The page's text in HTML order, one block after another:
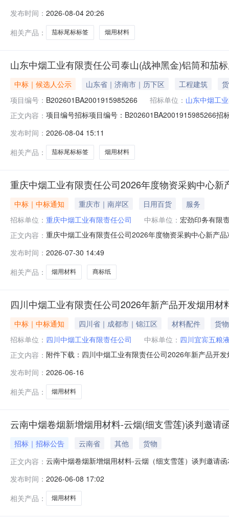
称山东中烟工业有限责任公司泰山（战神黑金）铝筒和
发布时间： 2026-08-04 20:26
相关产品：
茄标尾标标签 烟用材料
山东中烟工业有限责任公司泰山(战神黑金)铝筒和茄
中标｜候选人公示 山东省｜济南市｜历下区 工程建筑
项目编号： B202601BA2001915985266 招标单位： 山东中烟工
正文内容： 项目编号招标项目编号：B202601BA2001915985266
司联系人王义波联系电话0531-61329615开标日期2026
发布时间： 2026-08-04 15:11
相关产品：
茄标尾标标签 烟用材料
重庆中烟工业有限责任公司2026年度物资采购中心
中标｜中标通知 重庆市｜南岸区 日用百货
服务
招标单位： 重庆中烟工业有限责任公司 中标单位： 宏劲印务有限
正文内容： 重庆中烟工业有限责任公司2026年度物资采购中心新产
350细支商标纸”项目采用竞争谈判方式开展，于2026年
2026年7月30
发布时间： 2026-07-30 14:49
相关产品：
烟用材料 商标纸
四川中烟工业有限责任公司2026年新产品开发烟用
中标｜中标通知 四川省｜成都市｜锦江区 材料配件
货物
招标单位： 四川中烟工业有限责任公司 中标单位： 四川宜宾五粮
正文内容： 附件下载：四川中烟工业有限责任公司2026年新产品开
发布时间： 2026-06-16
相关产品：
烟用材料
云南中烟卷烟新增烟用材料-云烟(细支雪莲)谈判邀请
招标｜招标公告 云南省 其他
货物
正文内容： 云南中烟卷烟新增烟用材料-云烟（细支雪莲）谈判邀请
发布时间： 2026-06-08 17:02
相关产品：
烟用材料